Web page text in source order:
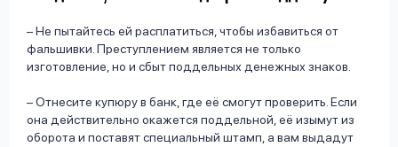
– Не пытайтесь ей расплатиться, чтобы избавиться от
фальшивки. Преступлением является не только
изготовление, но и сбыт поддельных денежных знаков.
– Отнесите купюру в банк, где её смогут проверить. Если
она действительно окажется поддельной, её изымут из
оборота и поставят специальный штамп, а вам выдадут